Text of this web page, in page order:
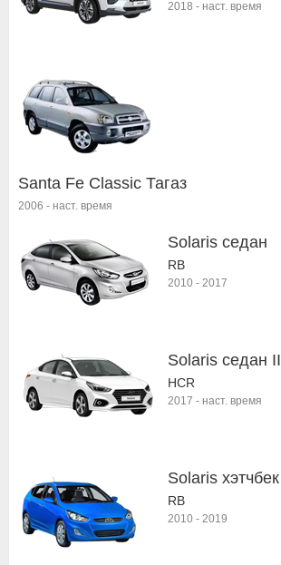
2018 - наст. время
Santa Fe Classic Тагаз
2006 - наст. время
Solaris седан
RB
2010 - 2017
Solaris седан II
HCR
2017 - наст. время
Solaris хэтчбек
RB
2010 - 2019